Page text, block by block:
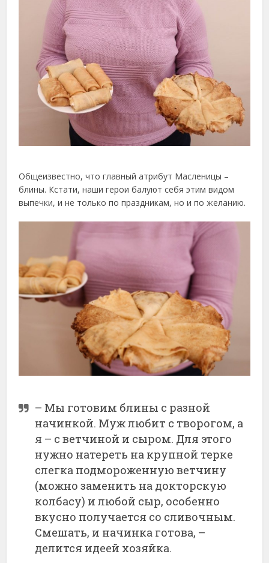
Общеизвестно, что главный атрибут Масленицы –
блины. Кстати, наши герои балуют себя этим видом
выпечки, и не только по праздникам, но и по желанию.
– Мы готовим блины с разной
начинкой. Муж любит с творогом, а
я – с ветчиной и сыром. Для этого
нужно натереть на крупной терке
слегка подмороженную ветчину
(можно заменить на докторскую
колбасу) и любой сыр, особенно
вкусно получается со сливочным.
Смешать, и начинка готова, –
делится идеей хозяйка.